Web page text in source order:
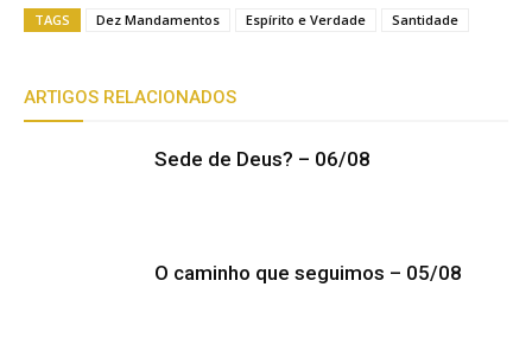
TAGS Dez Mandamentos Espírito e Verdade Santidade
ARTIGOS RELACIONADOS
Sede de Deus? – 06/08
O caminho que seguimos – 05/08